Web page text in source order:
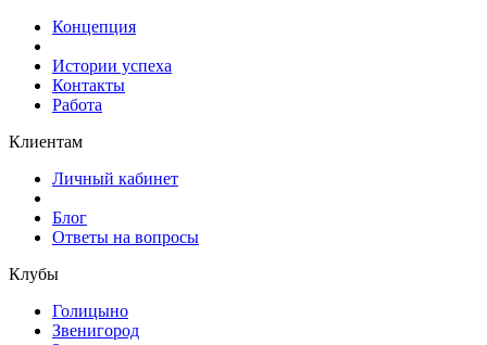
Концепция
Истории успеха
Контакты
Работа
Клиентам
Личный кабинет
Блог
Ответы на вопросы
Клубы
Голицыно
Звенигород